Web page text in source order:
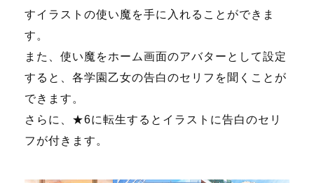
すイラストの使い魔を手に入れることができま
す。
また、使い魔をホーム画面のアバターとして設定
すると、各学園乙女の告白のセリフを聞くことが
できます。
さらに、★6に転生するとイラストに告白のセリ
フが付きます。